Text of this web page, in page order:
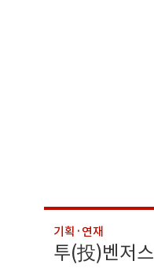
기획·연재
투(投)벤저스